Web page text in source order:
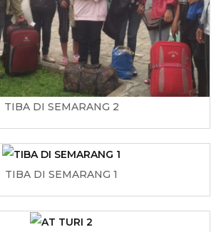
TIBA DI SEMARANG 2
TIBA DI SEMARANG 1